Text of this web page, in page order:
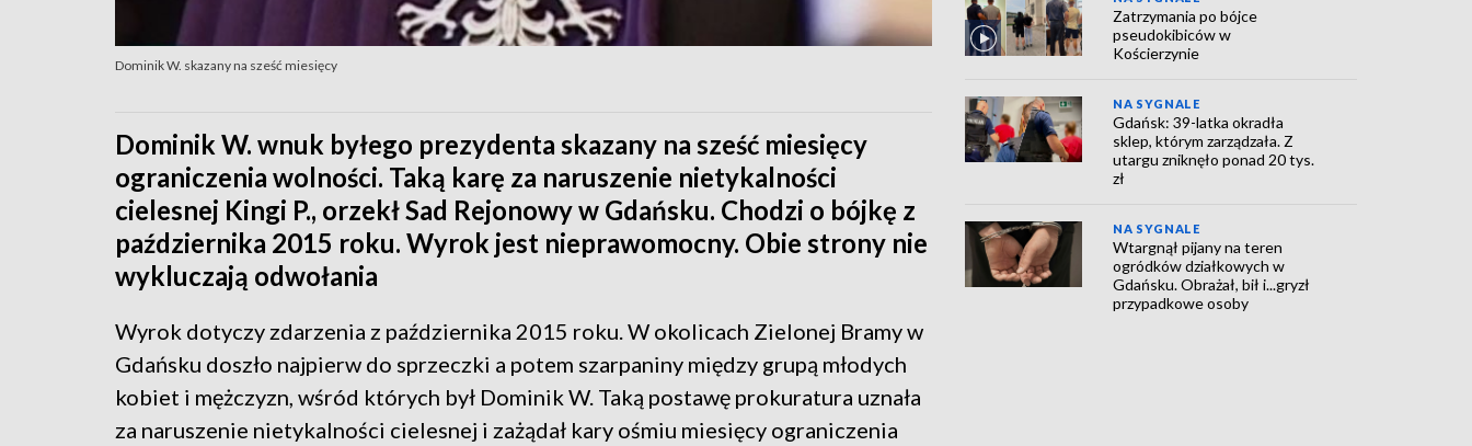
Dominik W. skazany na sześć miesięcy
Dominik W. wnuk byłego prezydenta skazany na sześć miesięcy
ograniczenia wolności. Taką karę za naruszenie nietykalności
cielesnej Kingi P., orzekł Sad Rejonowy w Gdańsku. Chodzi o bójkę z
października 2015 roku. Wyrok jest nieprawomocny. Obie strony nie
wykluczają odwołania
Wyrok dotyczy zdarzenia z października 2015 roku. W okolicach Zielonej Bramy w
Gdańsku doszło najpierw do sprzeczki a potem szarpaniny między grupą młodych
kobiet i mężczyzn, wśród których był Dominik W. Taką postawę prokuratura uznała
za naruszenie nietykalności cielesnej i zażądał kary ośmiu miesięcy ograniczenia
Zatrzymania po bójce
pseudokibiców w
Kościerzynie
NA SYGNALE
Gdańsk: 39-latka okradła
sklep, którym zarządzała. Z
utargu zniknęło ponad 20 tys.
zł
NA SYGNALE
Wtargnął pijany na teren
ogródków działkowych w
Gdańsku. Obrażał, bił i...gryzł
przypadkowe osoby